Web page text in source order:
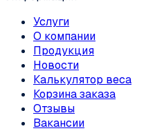
Услуги
О компании
Продукция
Новости
Калькулятор веса
Корзина заказа
Отзывы
Вакансии